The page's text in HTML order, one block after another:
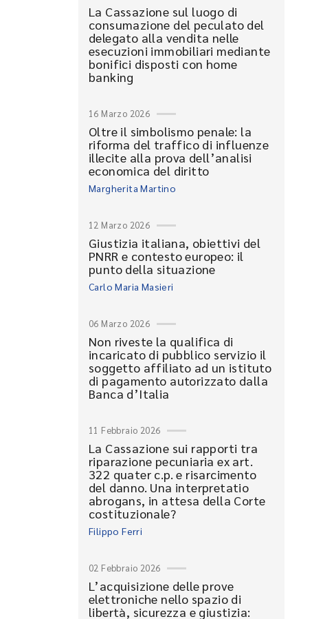
La Cassazione sul luogo di
consumazione del peculato del
delegato alla vendita nelle
esecuzioni immobiliari mediante
bonifici disposti con home
banking
16 Marzo 2026
Oltre il simbolismo penale: la
riforma del traffico di influenze
illecite alla prova dell’analisi
economica del diritto
Margherita Martino
12 Marzo 2026
Giustizia italiana, obiettivi del
PNRR e contesto europeo: il
punto della situazione
Carlo Maria Masieri
06 Marzo 2026
Non riveste la qualifica di
incaricato di pubblico servizio il
soggetto affiliato ad un istituto
di pagamento autorizzato dalla
Banca d’Italia
11 Febbraio 2026
La Cassazione sui rapporti tra
riparazione pecuniaria ex art.
322 quater c.p. e risarcimento
del danno. Una interpretatio
abrogans, in attesa della Corte
costituzionale?
Filippo Ferri
02 Febbraio 2026
L’acquisizione delle prove
elettroniche nello spazio di
libertà, sicurezza e giustizia: